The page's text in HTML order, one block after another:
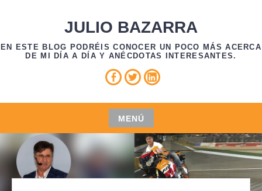
JULIO BAZARRA
EN ESTE BLOG PODRÉIS CONOCER UN POCO MÁS ACERCA
DE MI DÍA A DÍA Y ANÉCDOTAS INTERESANTES.
Facebook
TwitterLinkedin
MENÚ
Saltar
al
contenido